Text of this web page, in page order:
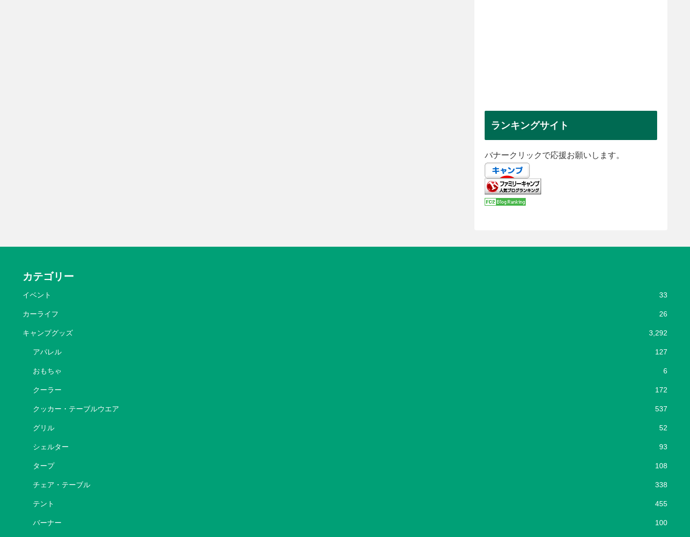
ランキングサイト
バナークリックで応援お願いします。
カテゴリー
イベント 33
カーライフ 26
キャンプグッズ 3,292
アパレル 127
おもちゃ 6
クーラー 172
クッカー・テーブルウエア 537
グリル 52
シェルター 93
タープ 108
チェア・テーブル 338
テント 455
バーナー 100